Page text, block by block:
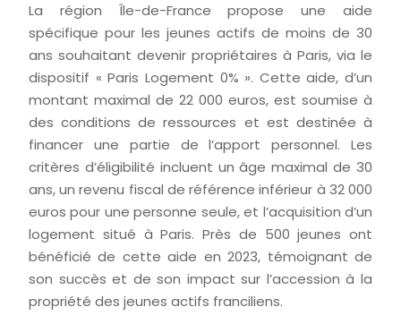
La région Île-de-France propose une aide
spécifique pour les jeunes actifs de moins de 30
ans souhaitant devenir propriétaires à Paris, via le
dispositif « Paris Logement 0% ». Cette aide, d’un
montant maximal de 22 000 euros, est soumise à
des conditions de ressources et est destinée à
financer une partie de l’apport personnel. Les
critères d’éligibilité incluent un âge maximal de 30
ans, un revenu fiscal de référence inférieur à 32 000
euros pour une personne seule, et l’acquisition d’un
logement situé à Paris. Près de 500 jeunes ont
bénéficié de cette aide en 2023, témoignant de
son succès et de son impact sur l’accession à la
propriété des jeunes actifs franciliens.